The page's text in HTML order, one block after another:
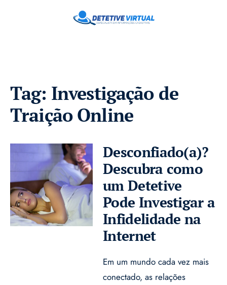
Tag: Investigação de
Traição Online
Desconfiado(a)?
Descubra como
um Detetive
Pode Investigar a
Infidelidade na
Internet
Em um mundo cada vez mais
conectado, as relações